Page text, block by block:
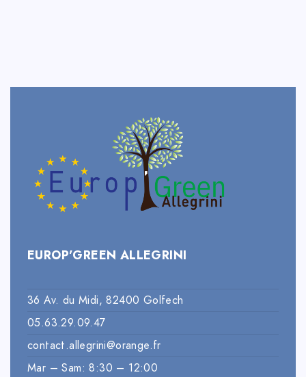
EUROP’GREEN ALLEGRINI
36 Av. du Midi, 82400 Golfech
05.63.29.09.47
contact.allegrini@orange.fr
Mar – Sam: 8:30 – 12:00